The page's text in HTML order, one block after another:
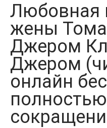
ЗАКЛАДКИ
Любовная
жены
Джером
Джером
онлайн